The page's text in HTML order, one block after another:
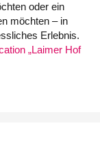
oder ein
möchten – in
Erlebnis.
„Laimer Hof